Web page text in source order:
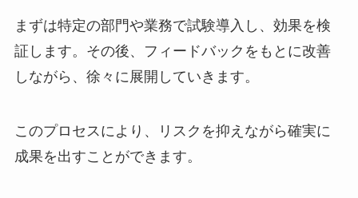
まずは特定の部門や業務で試験導入し、効果を検
証します。その後、フィードバックをもとに改善
しながら、徐々に展開していきます。
このプロセスにより、リスクを抑えながら確実に
成果を出すことができます。